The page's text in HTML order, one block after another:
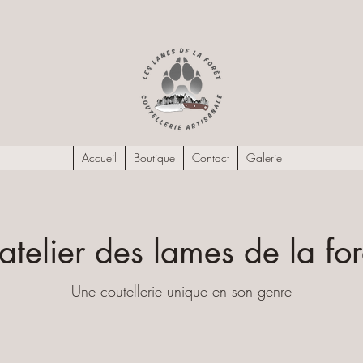
Accueil Boutique Contact Galerie
des lames de la
Une coutellerie unique en son genre